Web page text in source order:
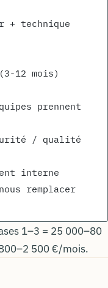
12 mois)
interne
1–3 = 25 000–80
500 €/mois.